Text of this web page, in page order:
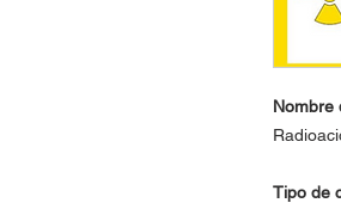
Nombre
Tipo de